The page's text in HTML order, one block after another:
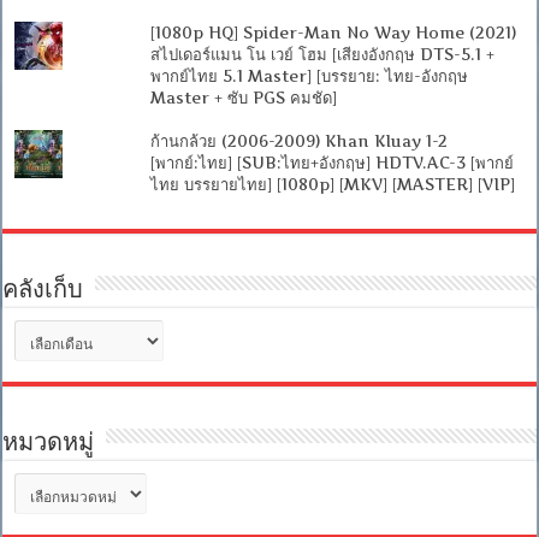
[1080p HQ] Spider-Man No Way Home (2021)
สไปเดอร์แมน โน เวย์ โฮม [เสียงอังกฤษ DTS-5.1 +
พากย์ไทย 5.1 Master] [บรรยาย: ไทย-อังกฤษ
Master + ซับ PGS คมชัด]
ก้านกล้วย (2006-2009) Khan Kluay 1-2
[พากย์:ไทย] [SUB:ไทย+อังกฤษ] HDTV.AC-3 [พากย์
ไทย บรรยายไทย] [1080p] [MKV] [MASTER] [VIP]
คลังเก็บ
เก็บ
หมวดหมู่
หมู่